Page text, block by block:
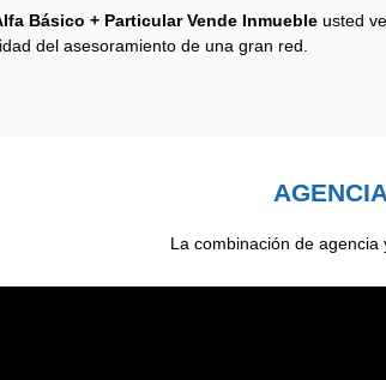
Básico + Particular Vende Inmuebleusted
del asesoramiento de una gran red.
La combinación de